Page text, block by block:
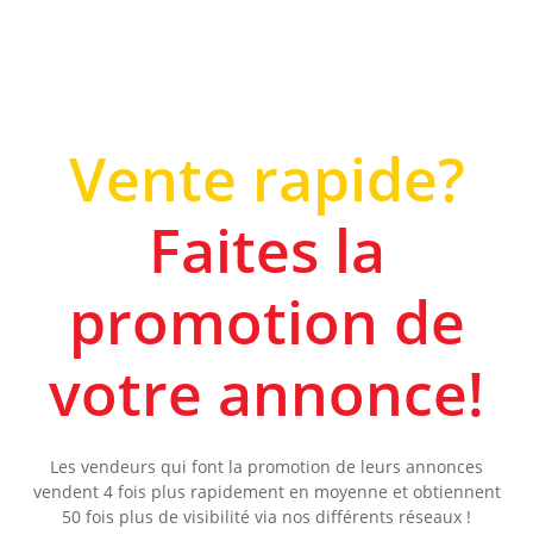
Vente rapide?
Faites la
promotion de
votre annonce!
Les vendeurs qui font la promotion de leurs annonces
vendent 4 fois plus rapidement en moyenne et obtiennent
50 fois plus de visibilité via nos différents réseaux !